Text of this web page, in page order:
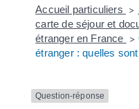
Accueil particuliers >
carte de séjour et
étranger en France
>
étranger : quelles
Question-réponse